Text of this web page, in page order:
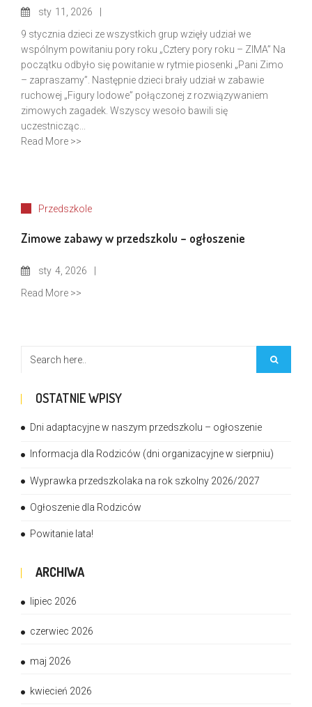
sty 11, 2026
9 stycznia dzieci ze wszystkich grup wzięły udział we
wspólnym powitaniu pory roku „Cztery pory roku – ZIMA” Na
początku odbyło się powitanie w rytmie piosenki „Pani Zimo
– zapraszamy”. Następnie dzieci brały udział w zabawie
ruchowej „Figury lodowe” połączonej z rozwiązywaniem
zimowych zagadek. Wszyscy wesoło bawili się
uczestnicząc...
Read More >>
Przedszkole
Zimowe zabawy w przedszkolu – ogłoszenie
sty 4, 2026
Read More >>
OSTATNIE WPISY
Dni adaptacyjne w naszym przedszkolu – ogłoszenie
Informacja dla Rodziców (dni organizacyjne w sierpniu)
Wyprawka przedszkolaka na rok szkolny 2026/2027
Ogłoszenie dla Rodziców
Powitanie lata!
ARCHIWA
lipiec 2026
czerwiec 2026
maj 2026
kwiecień 2026